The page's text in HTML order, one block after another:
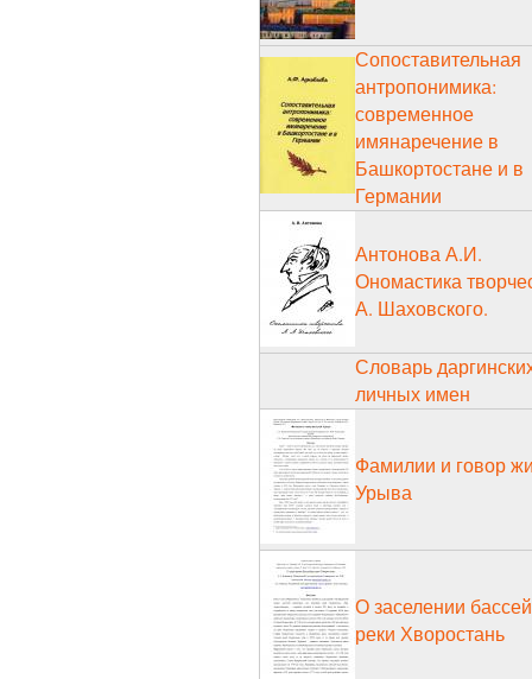
Сопоставительная
антропонимика:
современное
имянаречение в
Башкортостане и в
Германии
Антонова А.И.
Ономастика
А. Шаховского.
Словарь
личных имен
Фамилии и говор
Урыва
О заселении
реки Хворостань